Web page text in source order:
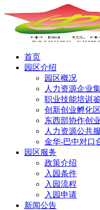
首页
园区介绍
园区概况
人力资源企业
职业技能培训
创新创业孵化区
东西部协作创
人力资源公共
金华-巴中对口
园区服务
政策介绍
入园条件
入园流程
入园申请
新闻公告